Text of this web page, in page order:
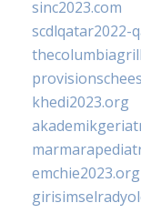
sinc2023.com
scdlqatar2022-
khedi2023.org
emchie2023.org